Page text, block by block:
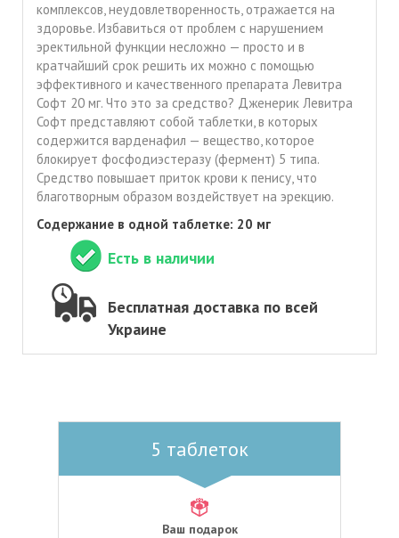
комплексов, неудовлетворенность, отражается на
здоровье. Избавиться от проблем с нарушением
эректильной функции несложно — просто и в
кратчайший срок решить их можно с помощью
эффективного и качественного препарата Левитра
Софт 20 мг. Что это за средство? Дженерик Левитра
Софт представляют собой таблетки, в которых
содержится варденафил — вещество, которое
блокирует фосфодиэстеразу (фермент) 5 типа.
Средство повышает приток крови к пенису, что
благотворным образом воздействует на эрекцию.
Содержание в одной таблетке: 20 мг
Есть в наличии
Бесплатная доставка по всей
Украине
5 таблеток
Ваш подарок